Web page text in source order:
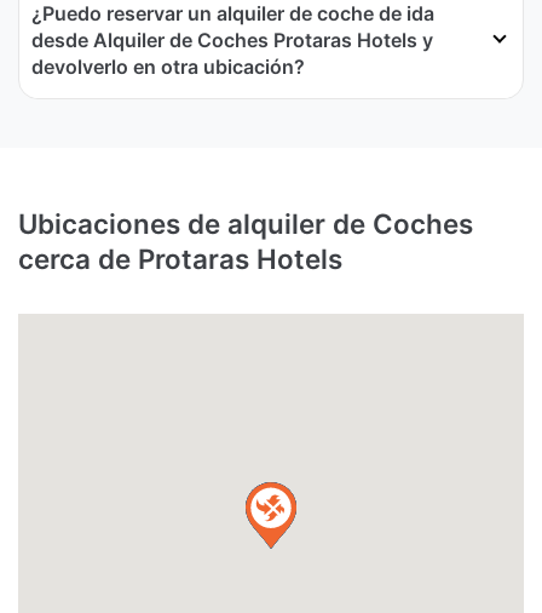
¿Puedo reservar un alquiler de coche de ida
desde Alquiler de Coches Protaras Hotels y
devolverlo en otra ubicación?
Ubicaciones de alquiler de Coches
cerca de Protaras Hotels